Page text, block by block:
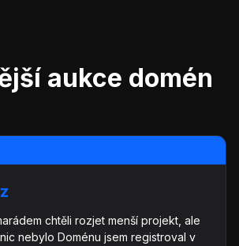
aukce domén
chtěli rozjet menší projekt, ale
nebylo Doménu jsem registroval v